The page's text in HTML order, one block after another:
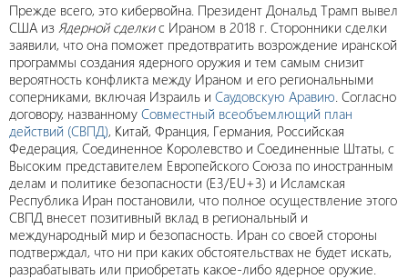
Прежде всего, это кибервойна. Президент Дональд Трамп вывел
США из Ядерной сделкис Ираном в 2018 г. Сторонники сделки
заявили, что она поможет предотвратить возрождение иранской
программы создания ядерного оружия и тем самым снизит
вероятность конфликта между Ираном и его региональными
соперниками, включая Израиль и Саудовскую Аравию. Согласно
договору, названному Совместный всеобъемлющий план
действий (СВПД), Китай, Франция, Германия, Российская
Федерация, Соединенное Королевство и Соединенные Штаты, с
Высоким представителем Европейского Союза по иностранным
делам и политике безопасности (E3/EU+3) и Исламская
Республика Иран постановили, что полное осуществление этого
СВПД внесет позитивный вклад в региональный и
международный мир и безопасность. Иран со своей стороны
подтверждал, что ни при каких обстоятельствах не будет искать,
разрабатывать или приобретать какое-либо ядерное оружие.